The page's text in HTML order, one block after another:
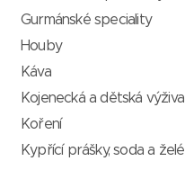
Gurmánské speciality
Houby
Káva
Kojenecká a dětská výživa
Koření
Kypřící prášky, soda a želé